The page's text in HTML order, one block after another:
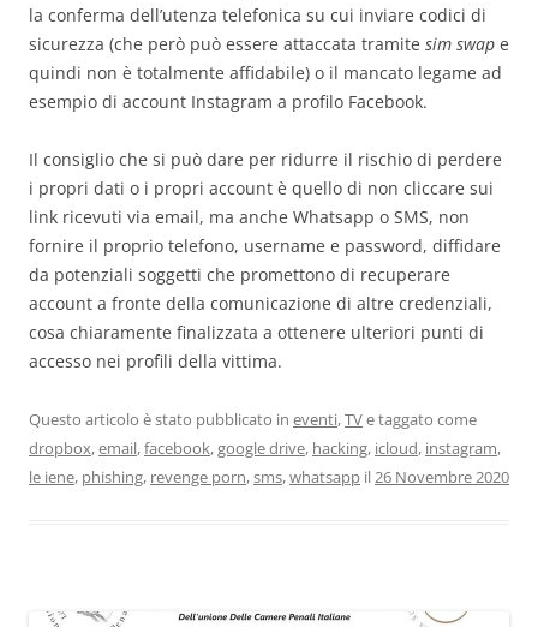
la conferma dell’utenza telefonica su cui inviare codici di
sicurezza (che però può essere attaccata tramite sim swap e
quindi non è totalmente affidabile) o il mancato legame ad
esempio di account Instagram a profilo Facebook.
Il consiglio che si può dare per ridurre il rischio di perdere
i propri dati o i propri account è quello di non cliccare sui
link ricevuti via email, ma anche Whatsapp o SMS, non
fornire il proprio telefono, username e password, diffidare
da potenziali soggetti che promettono di recuperare
account a fronte della comunicazione di altre credenziali,
cosa chiaramente finalizzata a ottenere ulteriori punti di
accesso nei profili della vittima.
Questo articolo è stato pubblicato in eventi,TVe taggato come
dropbox,email,facebook,google drive, hacking, icloud, instagram,
le iene, phishing, revenge porn,sms,whatsapp il26 Novembre 2020